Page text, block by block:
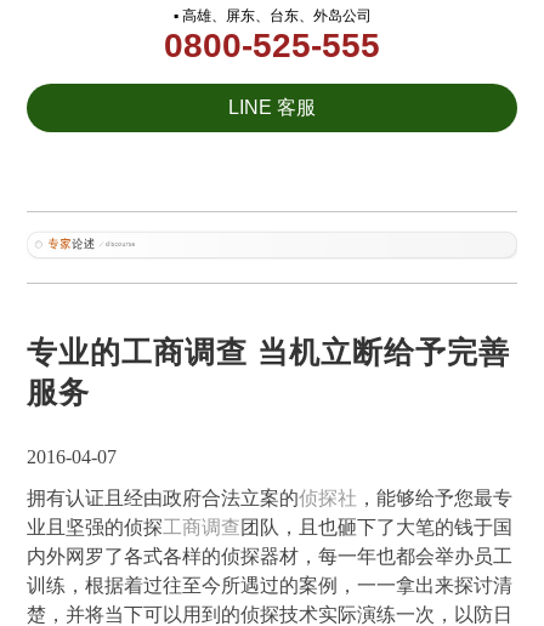
▪ 高雄、屏东、台东、外岛公司
0800-525-555
LINE 客服
专业的工商调查 当机立断给予完善
服务
2016-04-07
拥有认证且经由政府合法立案的侦探社 ，能够给予您最专
业且坚强的侦探工商调查团队，且也砸下了大笔的钱于国
内外网罗了各式各样的侦探器材，每一年也都会举办员工
训练，根据着过往至今所遇过的案例，一一拿出来探讨清
楚，并将当下可以用到的侦探技术实际演练一次，以防日